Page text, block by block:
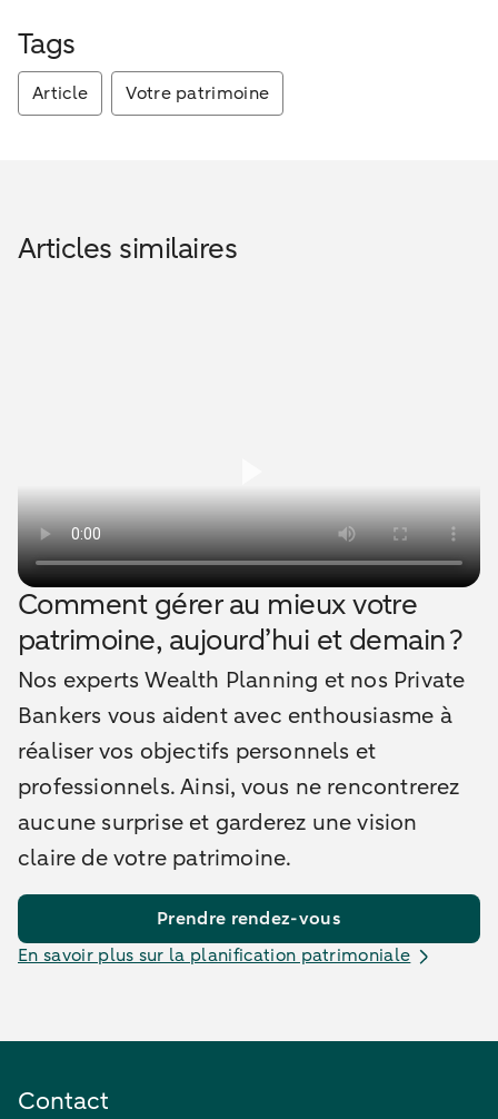
Tags
Article Votre patrimoine
Articles similaires
Comment gérer au mieux votre
patrimoine, aujourd’hui et demain ?
Nos experts Wealth Planning et nos Private
Bankers vous aident avec enthousiasme à
réaliser vos objectifs personnels et
professionnels. Ainsi, vous ne rencontrerez
aucune surprise et garderez une vision
claire de votre patrimoine.
Prendre rendez-vous
En savoir plus sur la planification patrimoniale
Contact